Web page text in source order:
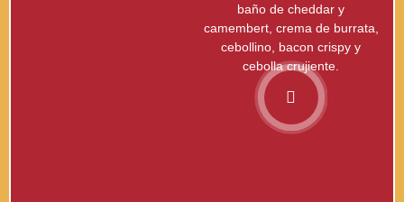
baño de cheddar y
camembert, crema de burrata,
cebollino, bacon crispy y
cebolla crujiente.